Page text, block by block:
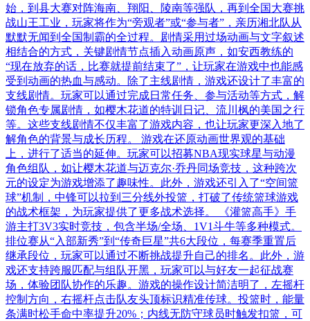
始，到县大赛对阵海南、翔阳、陵南等强队，再到全国大赛挑
战山王工业，玩家将作为“旁观者”或“参与者”，亲历湘北队从
默默无闻到全国制霸的全过程。剧情采用过场动画与文字叙述
相结合的方式，关键剧情节点插入动画原声，如安西教练的
“现在放弃的话，比赛就提前结束了”，让玩家在游戏中也能感
受到动画的热血与感动。除了主线剧情，游戏还设计了丰富的
支线剧情。玩家可以通过完成日常任务、参与活动等方式，解
锁角色专属剧情，如樱木花道的特训日记、流川枫的美国之行
等。这些支线剧情不仅丰富了游戏内容，也让玩家更深入地了
解角色的背景与成长历程。 游戏在还原动画世界观的基础
上，进行了适当的延伸。玩家可以招募NBA现实球星与动漫
角色组队，如让樱木花道与迈克尔·乔丹同场竞技，这种跨次
元的设定为游戏增添了趣味性。此外，游戏还引入了“空间篮
球”机制，中锋可以拉到三分线外投篮，打破了传统篮球游戏
的战术框架，为玩家提供了更多战术选择。 《灌篮高手》手
游主打3V3实时竞技，包含半场/全场、1V1斗牛等多种模式。
排位赛从“入部新秀”到“传奇巨星”共6大段位，每赛季重置后
继承段位，玩家可以通过不断挑战提升自己的排名。此外，游
戏还支持跨服匹配与组队开黑，玩家可以与好友一起征战赛
场，体验团队协作的乐趣。游戏的操作设计简洁明了，左摇杆
控制方向，右摇杆点击队友头顶标识精准传球。投篮时，能量
条满时松手命中率提升20%；内线无防守球员时触发扣篮，可